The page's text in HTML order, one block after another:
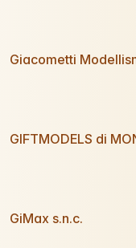
Giacometti
GIFTMODELS di
GiMax s.n.c.